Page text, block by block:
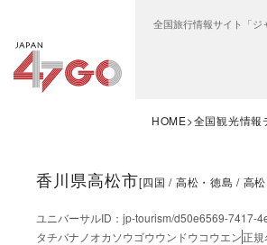
全国旅行情報サイト「
HOME 全国観光情報
香川県高松市[四国 高松・徳島 高
ユニバーサルID ： jp-tourism/d50e6569-7417-
タチバナノオカソウゴウウンドウコウエン正規